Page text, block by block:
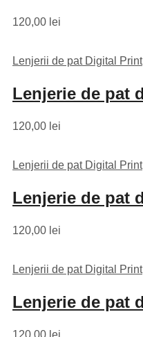
120,00 lei
Lenjerii de pat Digital Print
120,00 lei
Lenjerii de pat Digital Print
120,00 lei
Lenjerii de pat Digital Print